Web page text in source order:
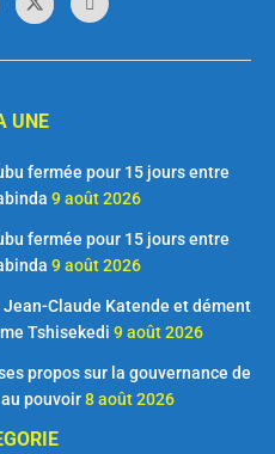
UNE
fermée pour 15 jours entre
9 août 2026
fermée pour 15 jours entre
9 août 2026
Jean-Claude Katende et dément
Tshisekedi 9 août 2026
propos sur la gouvernance de
au pouvoir8 août 2026